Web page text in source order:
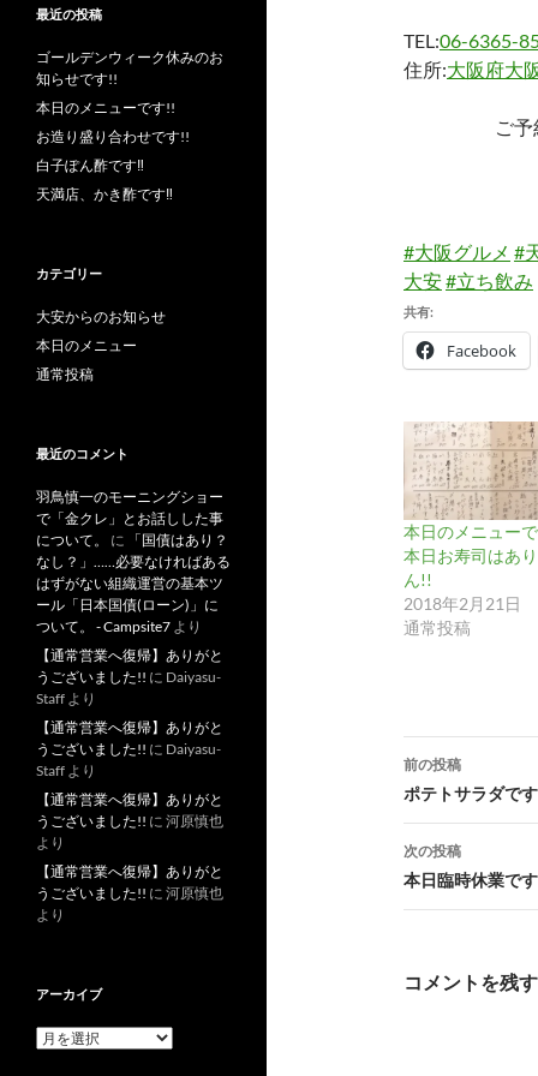
TEL:06-6365-
住所:大阪府大
ご
#大阪グルメ #
大安#立ち飲み
共有:
Facebook
本日のメニュー
本日お寿司はあ
ん!!
2018年2月21日
通常投稿
投
稿
ナ
ビ
ゲ
前の投稿
ポテトサラダで
次の投稿
本日臨時休業で
コメントを残す
最近の投稿
ゴールデンウィーク休みのお
知らせです!!
本日のメニューです!!
お造り盛り合わせです!!
白子ぽん酢です‼︎
天満店、かき酢です‼︎
カテゴリー
大安からのお知らせ
本日のメニュー
通常投稿
最近のコメント
羽鳥慎一のモーニングショー
で「金クレ」とお話しした事
について。
に
「国債はあり？
なし？」……必要なければある
はずがない組織運営の基本ツ
ール「日本国債(ローン)」に
ついて。 - Campsite7 より
【通常営業へ復帰】ありがと
うございました!! に Daiyasu-
Staff より
【通常営業へ復帰】ありがと
うございました!! に Daiyasu-
Staff より
【通常営業へ復帰】ありがと
うございました!! に 河原慎也
より
【通常営業へ復帰】ありがと
うございました!! に 河原慎也
より
アーカイブ
ア